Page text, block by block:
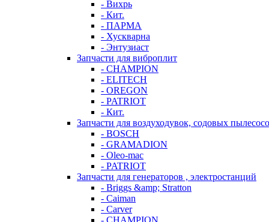
- Вихрь
- Кит.
- ПАРМА
- Хускварна
- Энтузиаст
Запчасти для виброплит
- CHAMPION
- ELITECH
- OREGON
- PATRIOT
- Кит.
Запчасти для воздуходувок, содовых
- BOSCH
- GRAMADION
- Oleo-mac
- PATRIOT
Запчасти для генераторов , электростанций
- Briggs &amp; Stratton
- Caiman
- Carver
- CHAMPION